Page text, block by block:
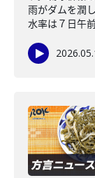
雨がダムを潤
水率は７日午